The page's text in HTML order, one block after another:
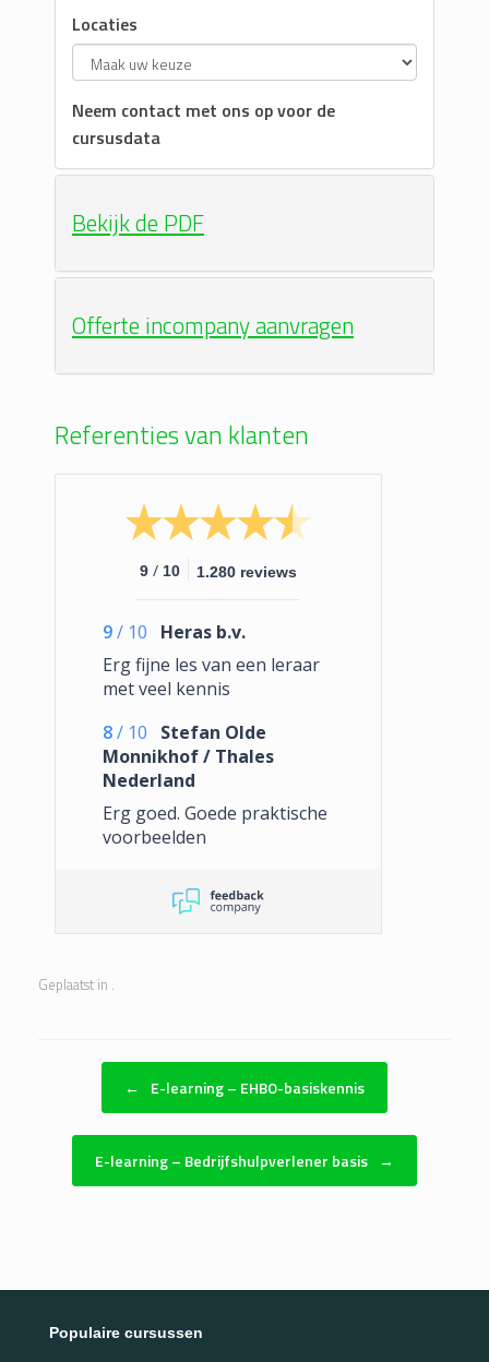
Locaties
Neem contact met ons op voor de
cursusdata
Bekijk de PDF
Offerte incompany aanvragen
Referenties van klanten
9 / 10 1.280 reviews
9/ 10
Heras b.v.
Erg fijne les van een leraar
met veel kennis
8/ 10
Stefan Olde
Monnikhof / Thales
Nederland
Erg goed. Goede praktische
voorbeelden
Geplaatst in .
Bericht navigatie
← E-learning – EHBO-basiskennis
E-learning – Bedrijfshulpverlener basis →
Populaire cursussen